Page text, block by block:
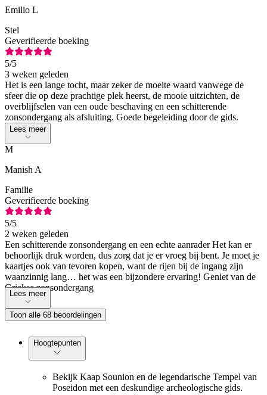
Emilio L
Stel
Geverifieerde boeking
5/5
3 weken geleden
Het is een lange tocht, maar zeker de moeite waard vanwege de
sfeer die op deze prachtige plek heerst, de mooie uitzichten, de
overblijfselen van een oude beschaving en een schitterende
zonsondergang als afsluiting. Goede begeleiding door de gids.
Lees meer
M
Manish A
Familie
Geverifieerde boeking
5/5
2 weken geleden
Een schitterende zonsondergang en een echte aanrader Het kan er
behoorlijk druk worden, dus zorg dat je er vroeg bij bent. Je moet je
kaartjes ook van tevoren kopen, want de rijen bij de ingang zijn
waanzinnig lang… het was een bijzondere ervaring! Geniet van de
Griekse zonsondergang
Lees meer
Toon alle 68 beoordelingen
Hoogtepunten
Bekijk Kaap Sounion en de legendarische Tempel van
Poseidon met een deskundige archeologische gids.